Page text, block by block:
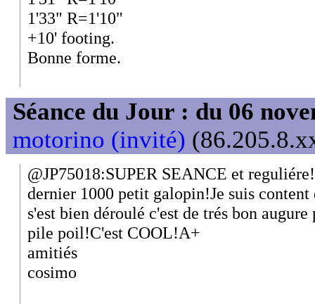
1'33" R=1'10"
+10' footing.
Bonne forme.
Séance du Jour : du 06
motorino (invité)
@JP75018:SUPER SEANCE et
dernier 1000 petit galopin!Je suis content
s'est bien déroulé c'est de trés bon
pile poil!C'est COOL!A+
amitiés
cosimo